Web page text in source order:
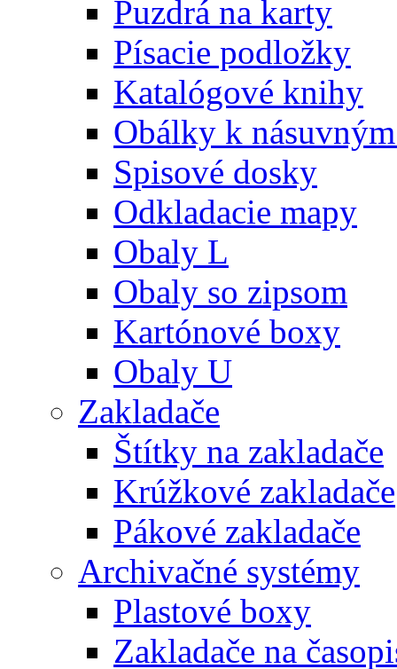
Puzdrá na karty
Písacie podložky
Katalógové knihy
Obálky k
Spisové dosky
Odkladacie mapy
Obaly L
Obaly so zipsom
Kartónové boxy
Obaly U
Zakladače
Štítky na zakladače
Krúžkové zakladače
Pákové zakladače
Archivačné systémy
Plastové boxy
Zakladače na